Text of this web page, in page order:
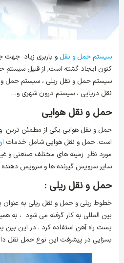
سیستم حمل و نقل و باربری زیاد جهت
کنون ایجاد گشته است, از قبیل سیستم
سیستم حمل و نقل ریلی ، سیستم حمل
نقل دریایی ، سیستم درون شهری و…
حمل و نقل هوایی
حمل و نقل هوایی یکی از مطمئن ترین
است. حمل و نقل هوایی شامل خدمات
مورد نظر زمینه های مختلف صنعتی و
سایر سرویس گیرنده ها و سرویس
حمل و نقل ریلی :
خطوط ریلی و حمل و نقل ریلی به عنوان
بین المللی به کار گرفته می شود ، به
پست راه آهن استفاده کرد . در این
بسزایی در پیشرفت این نوع حمل نقل